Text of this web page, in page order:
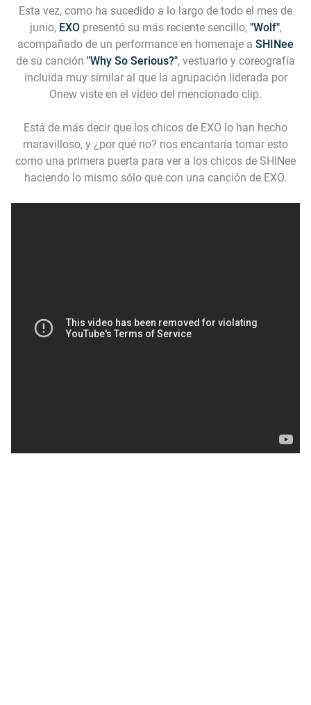
Esta vez, como ha sucedido a lo largo de todo el mes de
junio, EXOpresentó su más reciente sencillo, "Wolf",
acompañado de un performance en homenaje a SHINee
de su canción "Why So Serious?", vestuario y coreografía
incluida muy similar al que la agrupación liderada por
Onew viste en el vídeo del mencionado clip.
Está de más decir que los chicos de EXO lo han hecho
maravilloso, y ¿por qué no? nos encantaría tomar esto
como una primera puerta para ver a los chicos de SHINee
haciendo lo mismo sólo que con una canción de EXO.